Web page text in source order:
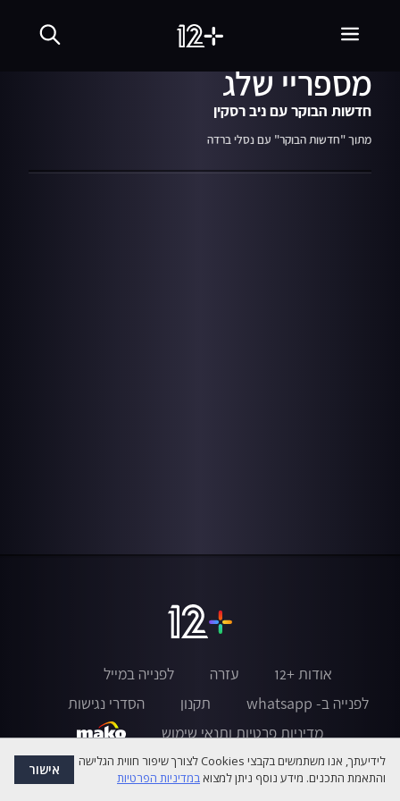
הנערה שנכוותה בעיניה
מספריי שלג
חדשות הבוקר עם ניב רסקין
מתוך "חדשות הבוקר" עם נסלי ברדה
אודות +12 עזרה
לפנייה במייל
לפנייה ב- whatsapp
תקנון
הסדרי נגישות
מדיניות פרטיות ותנאי שימוש
לידיעתך, אנו משתמשים בקבצי Cookies לצורך שיפור חווית הגלישה
והתאמת התכנים. מידע נוסף ניתן למצואבמדיניות הפרטיות אישור